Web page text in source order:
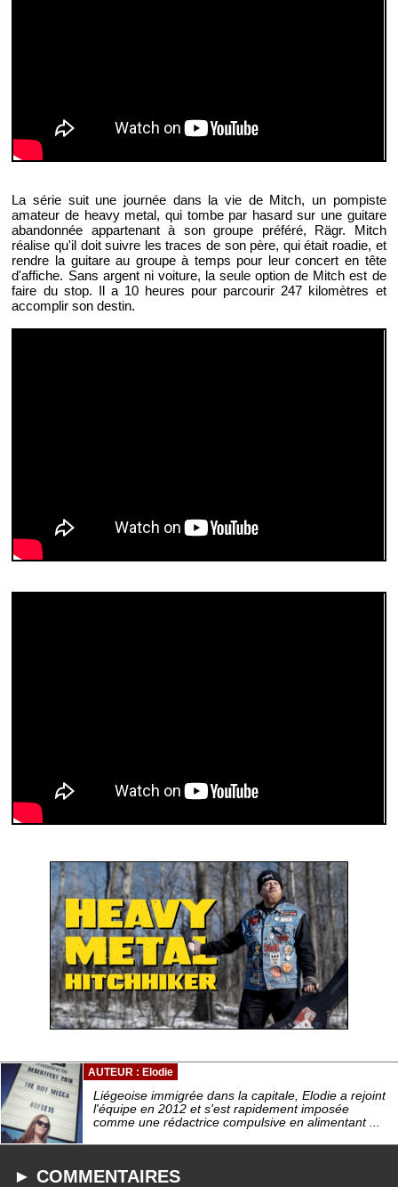
La série suit une journée dans la vie de Mitch, un pompiste
amateur de heavy metal, qui tombe par hasard sur une guitare
abandonnée appartenant à son groupe préféré, Rägr. Mitch
réalise qu'il doit suivre les traces de son père, qui était roadie, et
rendre la guitare au groupe à temps pour leur concert en tête
d'affiche. Sans argent ni voiture, la seule option de Mitch est de
faire du stop. Il a 10 heures pour parcourir 247 kilomètres et
accomplir son destin.
AUTEUR : Elodie
Liégeoise immigrée dans la capitale, Elodie a rejoint
l'équipe en 2012 et s'est rapidement imposée
comme une rédactrice compulsive en alimentant ...
► COMMENTAIRES